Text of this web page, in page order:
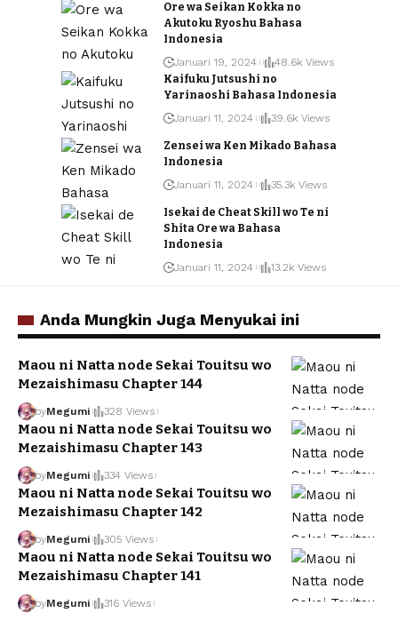
Ore wa Seikan Kokka no
Akutoku Ryoshu Bahasa
Indonesia
Januari 19, 2024
48.6k Views
Kaifuku Jutsushi no
Yarinaoshi Bahasa Indonesia
Januari 11, 2024
39.6k Views
Zensei wa Ken Mikado Bahasa
Indonesia
Januari 11, 2024
35.3k Views
Isekai de Cheat Skill wo Te ni
Shita Ore wa Bahasa
Indonesia
Januari 11, 2024
13.2k Views
Anda Mungkin Juga Menyukai ini
Maou ni Natta node Sekai Touitsu wo
Mezaishimasu Chapter 144
byMegumi 328 Views
Maou ni Natta node Sekai Touitsu wo
Mezaishimasu Chapter 143
byMegumi 334 Views
Maou ni Natta node Sekai Touitsu wo
Mezaishimasu Chapter 142
byMegumi 305 Views
Maou ni Natta node Sekai Touitsu wo
Mezaishimasu Chapter 141
byMegumi 316 Views